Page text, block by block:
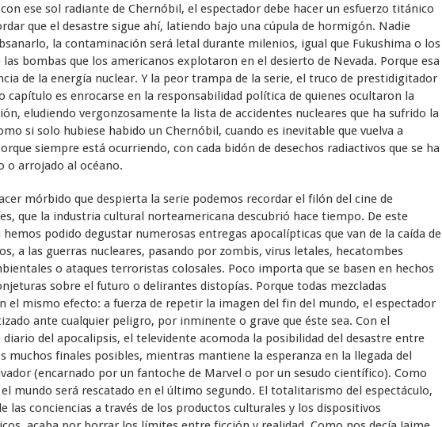
ese sol radiante de Chernóbil, el espectador debe hacer un esfuerzo titánico
que el desastre sigue ahí, latiendo bajo una cúpula de hormigón. Nadie
la contaminación será letal durante milenios, igual que Fukushima o los
las bombas que los americanos explotaron en el desierto de Nevada. Porque esa
de la energía nuclear. Y la peor trampa de la serie, el truco de prestidigitador
capítulo es enrocarse en la responsabilidad política de quienes ocultaron la
eludiendo vergonzosamente la lista de accidentes nucleares que ha sufrido la
si solo hubiese habido un Chernóbil, cuando es inevitable que vuelva a
siempre está ocurriendo, con cada bidón de desechos radiactivos que se ha
o arrojado al océano.
mórbido que despierta la serie podemos recordar el filón del cine de
que la industria cultural norteamericana descubrió hace tiempo. De este
hemos podido degustar numerosas entregas apocalípticas que van de la caída de
a las guerras nucleares, pasando por zombis, virus letales, hecatombes
o ataques terroristas colosales. Poco importa que se basen en hechos
sobre el futuro o delirantes distopías. Porque todas mezcladas
el mismo efecto: a fuerza de repetir la imagen del fin del mundo, el espectador
ante cualquier peligro, por inminente o grave que éste sea. Con el
diario del apocalipsis, el televidente acomoda la posibilidad del desastre entre
muchos finales posibles, mientras mantiene la esperanza en la llegada del
(encarnado por un fantoche de Marvel o por un sesudo científico). Como
mundo será rescatado en el último segundo. El totalitarismo del espectáculo,
las conciencias a través de los productos culturales y los dispositivos